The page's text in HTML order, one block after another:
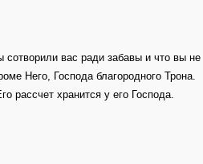
вас ради забавы и что вы не
Него, Господа благородного Трона.
рассчет хранится у его Господа.